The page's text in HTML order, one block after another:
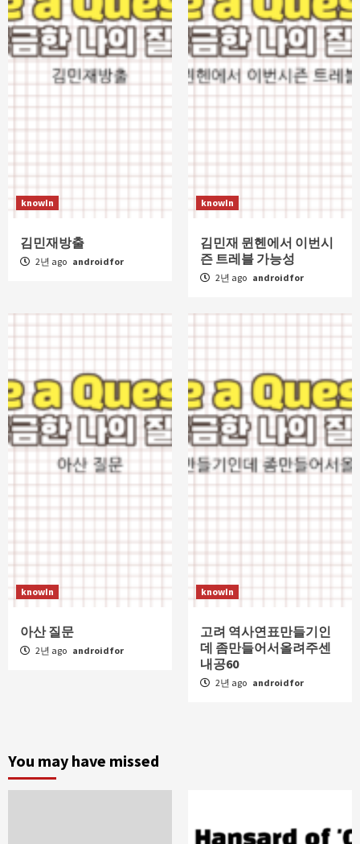
knowIn
김민재방출
2년 ago androidfor
knowIn
김민재 뮌헨에서 이번시
즌 트레블 가능성
2년 ago androidfor
knowIn
아산 질문
2년 ago androidfor
knowIn
고려 역사연표만들기인
데 좀만들어서올려주센
내공60
2년 ago androidfor
You may have missed